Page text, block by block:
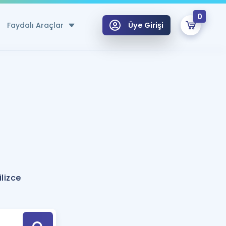
Faydalı Araçlar
Hesaplama Aracı
için Öneriler
Tek Takvimde
Üye Girişi
0